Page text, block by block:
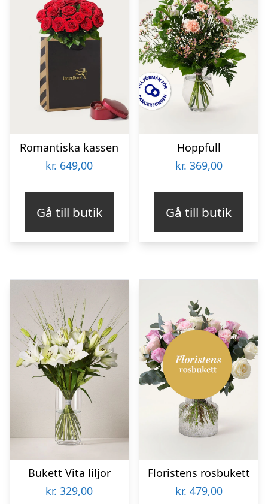
Romantiska kassen
kr. 649,00
Gå till butik
Hoppfull
kr. 369,00
Gå till butik
Bukett Vita liljor
kr. 329,00
Floristens rosbukett
kr. 479,00